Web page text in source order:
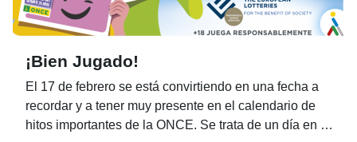
¡Bien Jugado!
El 17 de febrero se está convirtiendo en una fecha a
recordar y a tener muy presente en el calendario de
hitos importantes de la ONCE. Se trata de un día en el